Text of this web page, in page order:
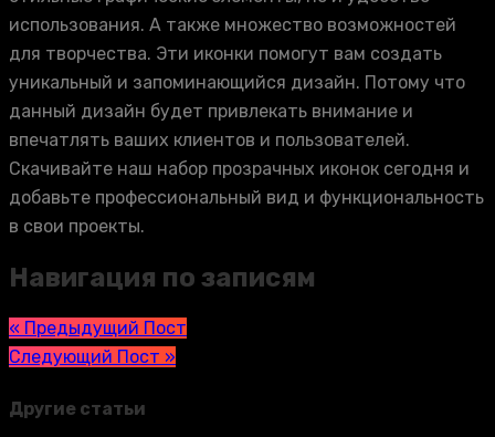
использования. А также множество возможностей
для творчества. Эти иконки помогут вам создать
уникальный и запоминающийся дизайн. Потому что
данный дизайн будет привлекать внимание и
впечатлять ваших клиентов и пользователей.
Скачивайте наш набор прозрачных иконок сегодня и
добавьте профессиональный вид и функциональность
в свои проекты.
Навигация по записям
« Предыдущий Пост
Следующий Пост »
Другие статьи